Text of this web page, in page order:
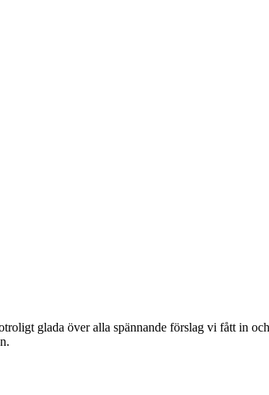
glada över alla spännande förslag vi fått in